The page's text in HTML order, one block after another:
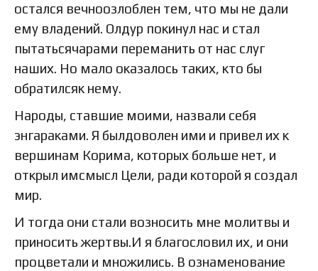
остался вечноозлоблен тем, что мы не дали
ему владений. Олдур покинул нас и стал
пытатьсячарами переманить от нас слуг
наших. Но мало оказалось таких, кто бы
обратилсяк нему.
Народы, ставшие моими, назвали себя
энгараками. Я былдоволен ими и привел их к
вершинам Корима, которых больше нет, и
открыл имсмысл Цели, ради которой я создал
мир.
И тогда они стали возносить мне молитвы и
приносить жертвы.И я благословил их, и они
процветали и множились. В ознаменование